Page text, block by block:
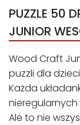
PUZZLE 50
JUNIOR
Wood Craft
puzzli dla
Każda
nieregularnych
Ale to nie